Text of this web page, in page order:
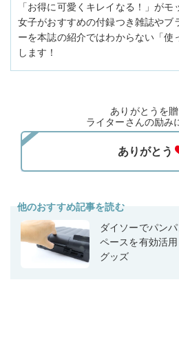
「お得に可愛くキレイなる！」が
女子がおすすめの付録つき雑誌やブ
ーを本誌の紹介ではわからない「使
します！
ありがとうを
ライターさんの励み
他のおすすめ記事を読む
ダイソーでパン
ペースを有効活
グッズ